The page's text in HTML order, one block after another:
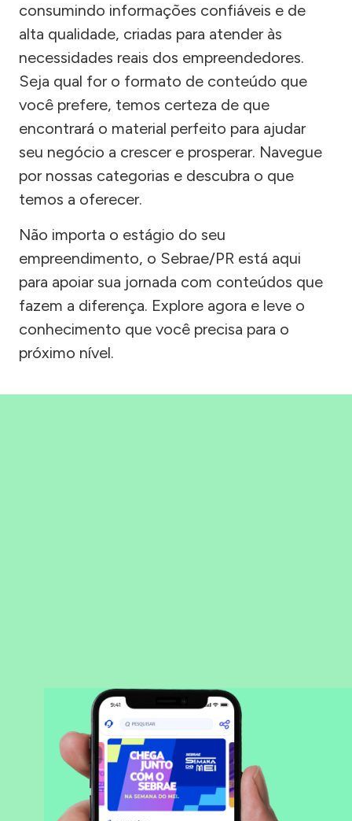
consumindo informações confiáveis e de
alta qualidade, criadas para atender às
necessidades reais dos empreendedores.
Seja qual for o formato de conteúdo que
você prefere, temos certeza de que
encontrará o material perfeito para ajudar
seu negócio a crescer e prosperar. Navegue
por nossas categorias e descubra o que
temos a oferecer.
Não importa o estágio do seu
empreendimento, o Sebrae/PR está aqui
para apoiar sua jornada com conteúdos que
fazem a diferença. Explore agora e leve o
conhecimento que você precisa para o
próximo nível.